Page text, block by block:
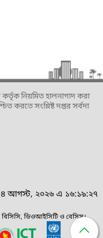
নিয়মিত হালনাগাদ করা
করতে সংশ্লিষ্ট দপ্তর সর্বদা
৪ আগস্ট, ২০২৬ এ ১৬:১৯:২৭
বিসিসি, ডিওআইসিটি ও বেসিস।